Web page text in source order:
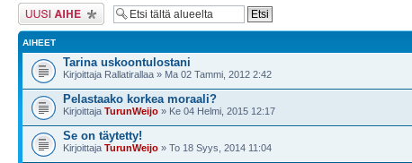
Lähetä uusi viesti
AIHEET
Tarina uskoontulostani
Kirjoittaja Rallatirallaa » Ma 02 Tammi, 2012 2:42
Pelastaako korkea moraali?
Kirjoittaja TurunWeijo » Ke 04 Helmi, 2015 12:17
Se on täytetty!
Kirjoittaja TurunWeijo » To 18 Syys, 2014 11:04